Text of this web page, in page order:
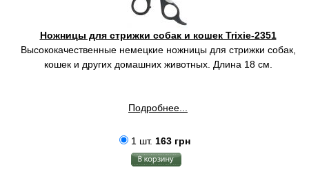
Ножницы для стрижки собак и кошек Trixie-2351
Высококачественные немецкие ножницы для стрижки собак,
кошек и других домашних животных. Длина 18 см.
Подробнее...
1 шт. 163 грн